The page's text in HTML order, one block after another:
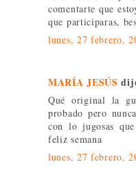
comentarte que
que participaras,
lunes, 27 febrero,
MARÍA JESÚS
Qué original la
probado pero
con lo jugosas
feliz semana
lunes, 27 febrero,